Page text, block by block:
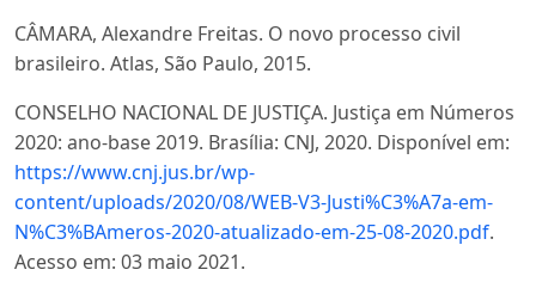
CÂMARA, Alexandre Freitas. O novo processo civil
brasileiro. Atlas, São Paulo, 2015.
CONSELHO NACIONAL DE JUSTIÇA. Justiça em Números
2020: ano-base 2019. Brasília: CNJ, 2020. Disponível em:
https://www.cnj.jus.br/wp-
content/uploads/2020/08/WEB-V3-Justi%C3%A7a-em-
N%C3%BAmeros-2020-atualizado-em-25-08-2020.pdf.
Acesso em: 03 maio 2021.